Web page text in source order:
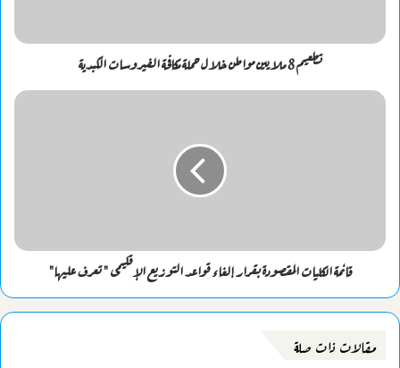
تطعيم 8 ملايين مواطن خلال حملة مكافحة الفيروسات الكبدية
قائمة الكليات المقصودة بقرار إلغاء قواعد التوزيع الإقليمى " تعرف عليها"
مقالات ذات صلة